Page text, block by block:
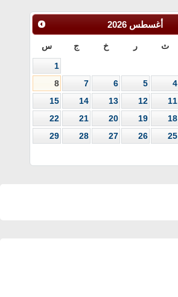
أغسطس 2026
ث ر خ ج س
1
4
5
6
7
8
11
12
13
14
15
18
19
20
21
22
25
26
27
28
29